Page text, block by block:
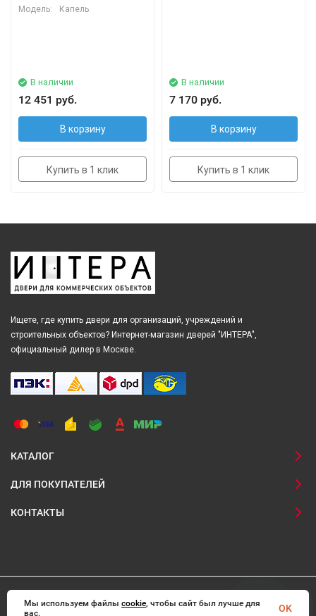
Модель: Капель
В наличии
12 451 руб.
В корзину
Купить в 1 клик
В наличии
7 170 руб.
В корзину
Купить в 1 клик
Ищете, где купить двери для организаций, учреждений и
строительных объектов? Интернет-магазин дверей "ИНТЕРА",
официальный дилер в Москве.
КАТАЛОГ
ДЛЯ ПОКУПАТЕЛЕЙ
КОНТАКТЫ
© 2008-2026 Interadoors.ru Все права защищены
Мы используем файлы cookie, чтобы сайт был лучше для
вас.
OK